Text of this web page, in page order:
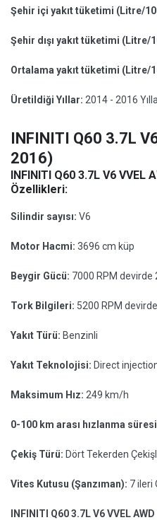
Şehir içi yakıt tüketimi (Litre/
Şehir dışı yakıt tüketimi (Litre/
Ortalama yakıt tüketimi (Litre/
Üretildiği Yıllar: 2014 - 2016
INFINITI Q60 3.7L
2016)
INFINITI Q60 3.7L V6 VVEL
Özellikleri:
Silindir sayısı: V6
Motor Hacmi: 3696 cm küp
Beygir Gücü: 7000 RPM
Tork Bilgileri: 5200 RPM
Yakıt Türü: Benzinli
Yakıt Teknolojisi: Direct
Maksimum Hız: 249 km/h
0-100 km arası hızlanma
Çekiş Türü: Dört Tekerden
Vites Kutusu (Şanzıman): 7 ileri
INFINITI Q60 3.7L V6 VVEL